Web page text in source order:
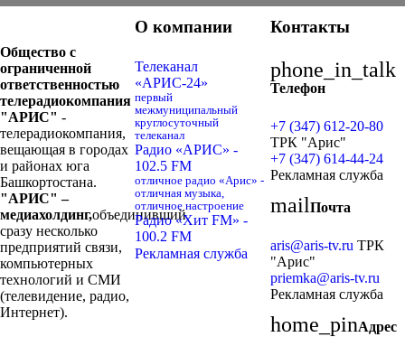
Общество с
ограниченной
ответственностью
телерадиокомпания
"АРИС" -
телерадиокомпания,
вещающая в городах
и районах юга
Башкортостана.
"АРИС" –
медиахолдинг,объединивший
сразу несколько
предприятий связи,
компьютерных
технологий и СМИ
(телевидение, радио,
Интернет).
О компании
Телеканал
«АРИС-24»
первый
межмуниципальный
круглосуточный
телеканал
Радио «АРИС» -
102.5 FM
отличное радио «Арис» -
отличная музыка,
отличное настроение
Радио «Хит FM» -
100.2 FM
Рекламная служба
Контакты
phone_in_talk
Телефон
+7 (347) 612-20-80
ТРК "Арис"
+7 (347) 614-44-24
Рекламная служба
mailПочта
aris@aris-tv.ru ТРК
"Арис"
priemka@aris-tv.ru
Рекламная служба
home_pinАдрес